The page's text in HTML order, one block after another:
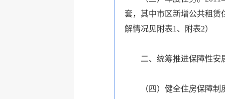
套，其中市区新增公共租赁
解情况见附表1、附表2）
二、 统筹推进保障性安
（四）健全住房保障制度